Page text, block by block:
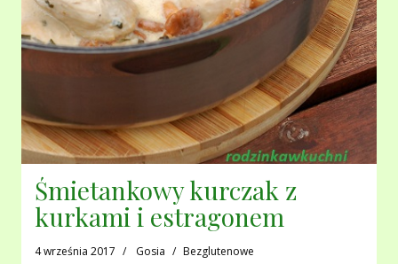
Śmietankowy kurczak z
kurkami i estragonem
4 września 2017 Gosia Bezglutenowe